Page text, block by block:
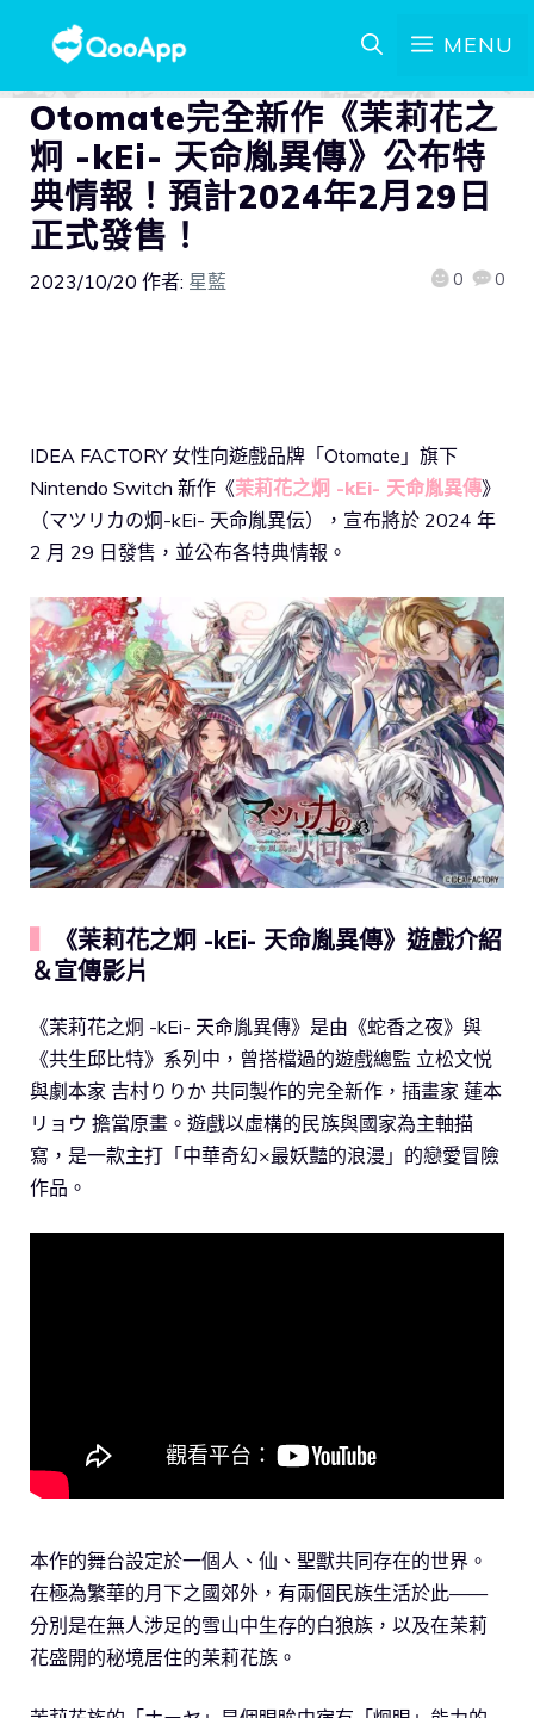
MENU
Otomate完全新作《茉莉花之
炯 -kEi- 天命胤異傳》公布特
典情報！預計2024年2月29日
正式發售！
2023/10/20 作者: 星藍 0 0
IDEA FACTORY 女性向遊戲品牌「Otomate」旗下
Nintendo Switch 新作《茉莉花之炯 -kEi- 天命胤異傳》
（マツリカの炯-kEi- 天命胤異伝），宣布將於 2024 年
2 月 29 日發售，並公布各特典情報。
《茉莉花之炯 -kEi- 天命胤異傳》遊戲介紹
＆宣傳影片
《茉莉花之炯 -kEi- 天命胤異傳》是由《蛇香之夜》與
《共生邱比特》系列中，曾搭檔過的遊戲總監 立松文悦
與劇本家 吉村りりか 共同製作的完全新作，插畫家 蓮本
リョウ 擔當原畫。遊戲以虛構的民族與國家為主軸描
寫，是一款主打「中華奇幻×最妖豔的浪漫」的戀愛冒險
作品。
本作的舞台設定於一個人、仙、聖獸共同存在的世界。
在極為繁華的月下之國郊外，有兩個民族生活於此——
分別是在無人涉足的雪山中生存的白狼族，以及在茉莉
花盛開的秘境居住的茉莉花族。